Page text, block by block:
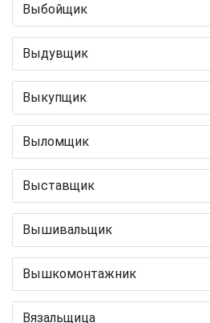
Выбойщик
Выдувщик
Выкупщик
Выломщик
Выставщик
Вышивальщик
Вышкомонтажник
Вязальщица